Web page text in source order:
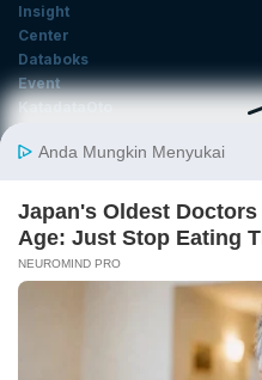
Insight
Center
Databoks
Event
KatadataOto
Email